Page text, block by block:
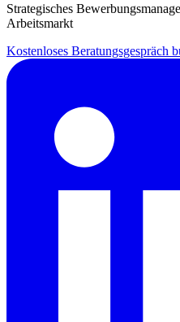
Strategisches
Arbeitsmarkt
Kostenloses Beratungsgespräch